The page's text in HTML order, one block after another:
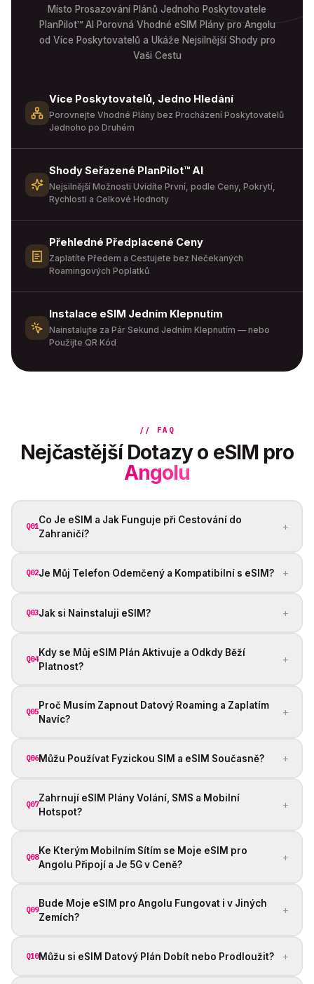
Místo Prosazování Plánů Jednoho Poskytovatele
PlanPilot™ AI Porovná Vhodné eSIM Plány pro Angolu
od Více Poskytovatelů a Ukáže Nejsilnější Shody pro
Vaši Cestu
Více Poskytovatelů, Jedno Hledání
Porovnejte Vhodné Plány bez Procházení Poskytovatelů
Jednoho po Druhém
Shody Seřazené PlanPilot™ AI
Nejsilnější Možnosti Uvidíte První, podle Ceny, Pokrytí,
Rychlosti a Celkové Hodnoty
Přehledné Předplacené Ceny
Zaplatíte Předem a Cestujete bez Nečekaných
Roamingových Poplatků
Instalace eSIM Jedním Klepnutím
Nainstalujte za Pár Sekund Jedním Klepnutím — nebo
Použijte QR Kód
// FAQ
Nejčastější Dotazy o eSIM pro
Angolu
Q01
Co Je eSIM a Jak Funguje při Cestování do
Zahraničí?
+
Q02Je Můj Telefon Odemčený a Kompatibilní s eSIM? +
Q03Jak si Nainstaluji eSIM? +
Q04
Kdy se Můj eSIM Plán Aktivuje a Odkdy Běží
Platnost?
+
Q05
Proč Musím Zapnout Datový Roaming a Zaplatím
Navíc?
+
Q06Můžu Používat Fyzickou SIM a eSIM Současně? +
Q07
Zahrnují eSIM Plány Volání, SMS a Mobilní
Hotspot?
+
Q08
Ke Kterým Mobilním Sítím se Moje eSIM pro
Angolu Připojí a Je 5G v Ceně?
+
Q09
Bude Moje eSIM pro Angolu Fungovat i v Jiných
Zemích?
+
Q10Můžu si eSIM Datový Plán Dobít nebo Prodloužit? +